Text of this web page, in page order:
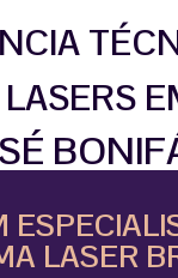
LASERS
LASER